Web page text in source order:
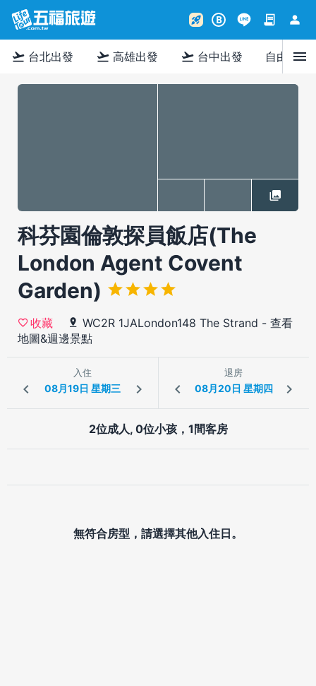
rocket_launch B contract person
flight_takeoff 台北出發 flight_takeoff 高雄出發 flight_takeoff 台中出發 自由行menu
科芬園倫敦探員飯店(The
London Agent Covent
Garden)
收藏 WC2R 1JALondon148 The Strand - 查看
地圖&週邊景點
入住 退房
2位成人, 0位小孩，1間客房
無符合房型，請選擇其他入住日。